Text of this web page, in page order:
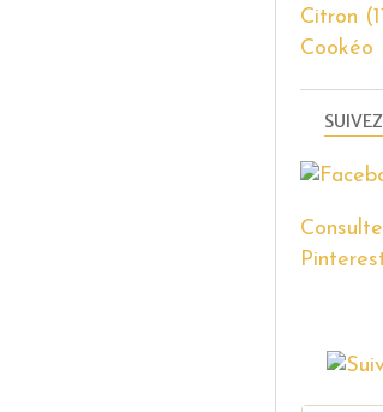
Citron
Cookéo